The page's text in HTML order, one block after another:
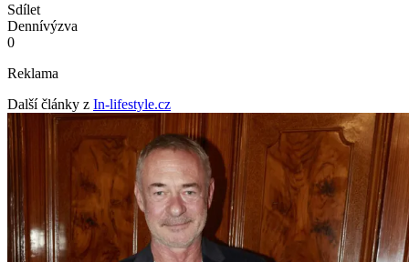
Sdílet
Dennívýzva
0
Reklama
Další články z In-lifestyle.cz